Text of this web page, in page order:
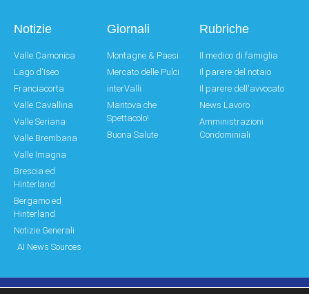
Notizie
Valle Camonica
Lago d'Iseo
Franciacorta
Valle Cavallina
Valle Seriana
Valle Brembana
Valle Imagna
Brescia ed
Hinterland
Bergamo ed
Hinterland
Notizie Generali
AI News Sources
Giornali
Montagne & Paesi
Mercato delle Pulci
interValli
Mantova che
Spettacolo!
Buona Salute
Rubriche
Il medico di famiglia
Il parere del notaio
Il parere dell'avvocato
News Lavoro
Amministrazioni
Condominiali